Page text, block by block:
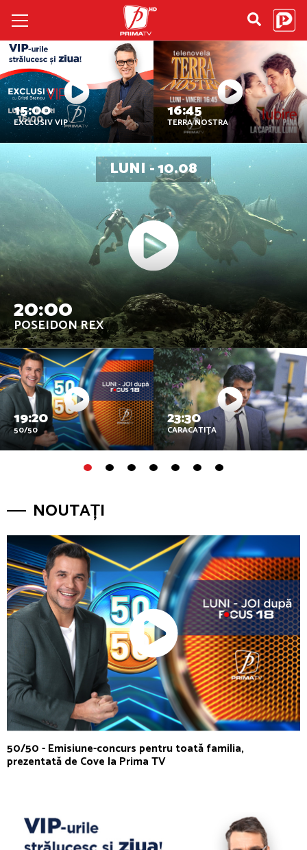
15:00
EXCLUSIV VIP
16:45
TERRA NOSTRA
LUNI - 10.08
20:00
POSEIDON REX
19:20
50/50
23:30
CARACATIŢA
NOUTAȚI
50/50 - Emisiune-concurs pentru toată familia,
prezentată de Cove la Prima TV